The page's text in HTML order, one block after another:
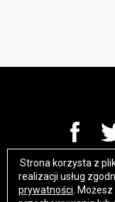
https://www.high-
Strona korzysta z
realizacji usług
prywatności .